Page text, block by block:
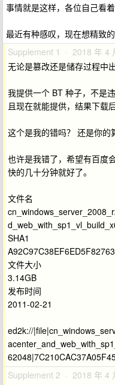
事情就是这样，各位自己看着
最近有种感叹，现在想精致
Supplement 1 · 2018 年 4
无论是篡改还是储存过程中
我提供一个 BT 种子，不是
且现在就能提供，结果下载
这个是我的错吗？ 还是你的
也许是我错了，希望有百度
快的几十分钟就好了。
文件名
SHA1
文件大小
3.14GB
发布时间
2011-02-21
ed2k://
Supplement 2 · 2018 年 4